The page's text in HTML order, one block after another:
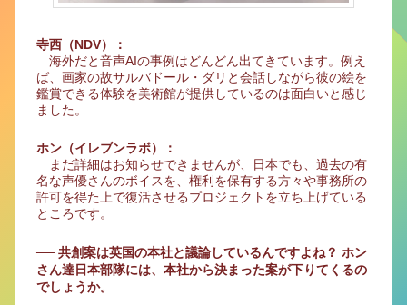
寺西（NDV）：
海外だと音声AIの事例はどんどん出てきています。例え
ば、画家の故サルバドール・ダリと会話しながら彼の絵を
鑑賞できる体験を美術館が提供しているのは面白いと感じ
ました。
ホン（イレブンラボ）：
まだ詳細はお知らせできませんが、日本でも、過去の有
名な声優さんのボイスを、権利を保有する方々や事務所の
許可を得た上で復活させるプロジェクトを立ち上げている
ところです。
── 共創案は英国の本社と議論しているんですよね？ ホン
さん達日本部隊には、本社から決まった案が下りてくるの
でしょうか。